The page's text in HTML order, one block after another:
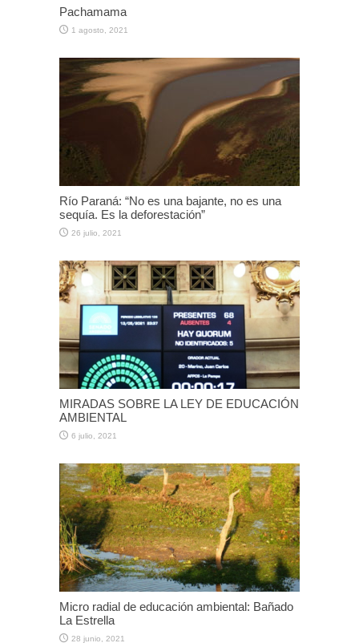
Pachamama
1 agosto, 2021
Río Paraná: “No es una bajante, no es una
sequía. Es la deforestación”
26 julio, 2021
MIRADAS SOBRE LA LEY DE EDUCACIÓN
AMBIENTAL
6 julio, 2021
Micro radial de educación ambiental: Bañado
La Estrella
28 junio, 2021